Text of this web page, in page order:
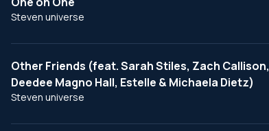
Steven universe
Other Friends (feat. Sarah Stiles, Zach Callison,
Deedee Magno Hall, Estelle & Michaela Dietz)
Steven universe